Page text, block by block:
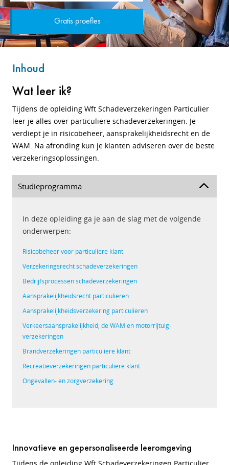
Gratis proefles
Inhoud
Wat leer ik?
Tijdens de opleiding Wft Schadeverzekeringen Particulier
leer je alles over particuliere schadeverzekeringen. Je
verdiept je in risicobeheer, aansprakelijkheidsrecht en de
WAM. Na afronding kun je klanten adviseren over de beste
verzekeringsoplossingen.
Studieprogramma
In deze opleiding ga je aan de slag met de volgende
onderwerpen:
Risicobeheer voor particuliere klant
Verzekeringsrecht schade­verzekeringen
Bedrijfsprocessen schade­verzekeringen
Aansprakelijkheidsrecht particulieren
Aansprakelijkheidsverzekering ­particulieren
Verkeersaansprakelijkheid, de WAM en ­motorrijtuig­
verzekeringen
Brandverzekeringen particuliere klant
Recreatieverzekeringen particuliere klant
Ongevallen- en zorgverzekering
Innovatieve en gepersonaliseerde leeromgeving